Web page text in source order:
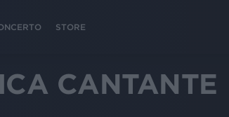
STORE
CANTANTE